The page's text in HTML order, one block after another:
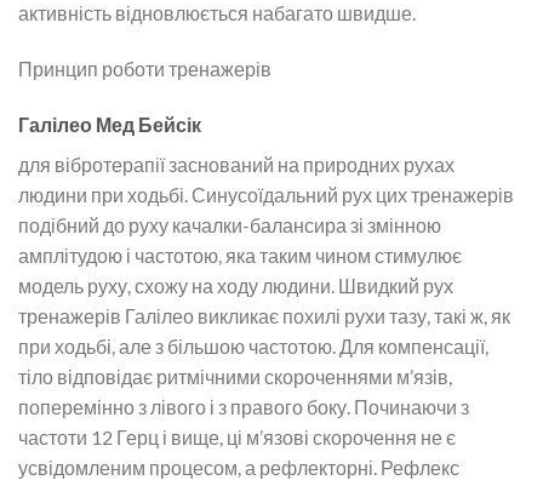
активність відновлюється набагато швидше.
Принцип роботи тренажерів
Галілео Мед Бейсік
для вібротерапії заснований на природних рухах
людини при ходьбі. Синусоїдальний рух цих тренажерів
подібний до руху качалки-балансира зі змінною
амплітудою і частотою, яка таким чином стимулює
модель руху, схожу на ходу людини. Швидкий рух
тренажерів Галілео викликає похилі рухи тазу, такі ж, як
при ходьбі, але з більшою частотою. Для компенсації,
тіло відповідає ритмічними скороченнями м’язів,
поперемінно з лівого і з правого боку. Починаючи з
частоти 12 Герц і вище, ці м’язові скорочення не є
усвідомленим процесом, а рефлекторні. Рефлекс